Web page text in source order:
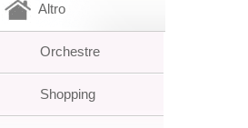
Altro
Orchestre
Shopping